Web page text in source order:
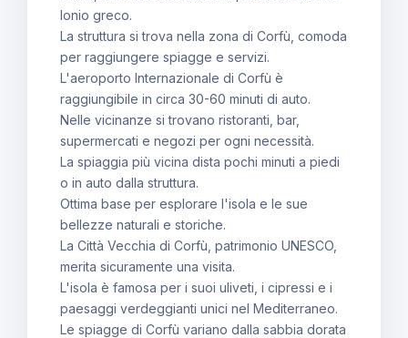
Ionio greco.
La struttura si trova nella zona di Corfù, comoda
per raggiungere spiagge e servizi.
L'aeroporto Internazionale di Corfù è
raggiungibile in circa 30-60 minuti di auto.
Nelle vicinanze si trovano ristoranti, bar,
supermercati e negozi per ogni necessità.
La spiaggia più vicina dista pochi minuti a piedi
o in auto dalla struttura.
Ottima base per esplorare l'isola e le sue
bellezze naturali e storiche.
La Città Vecchia di Corfù, patrimonio UNESCO,
merita sicuramente una visita.
L'isola è famosa per i suoi uliveti, i cipressi e i
paesaggi verdeggianti unici nel Mediterraneo.
Le spiagge di Corfù variano dalla sabbia dorata